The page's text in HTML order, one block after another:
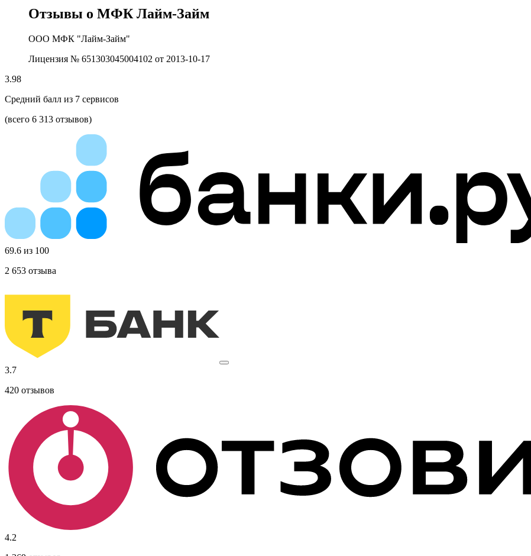
Отзывы о МФК Лайм‑Займ
ООО МФК "Лайм-Займ"
Лицензия № 651303045004102 от 2013-10-17
3.98
Средний балл из 7 сервисов
(всего 6 313 отзывов)
69.6 из 100
2 653 отзыва
3.7
420 отзывов
4.2